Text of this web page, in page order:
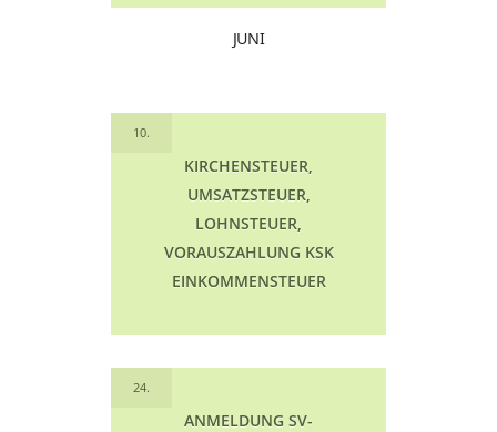
JUNI
10.
KIRCHENSTEUER,
UMSATZSTEUER,
LOHNSTEUER,
VORAUSZAHLUNG KSK
EINKOMMENSTEUER
24.
ANMELDUNG SV-